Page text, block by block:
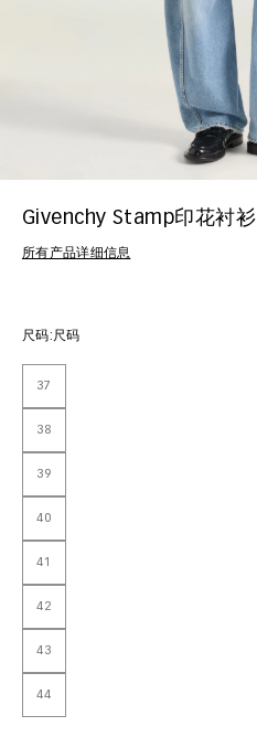
Givenchy Stamp印花衬衫
所有产品详细信息
尺码:尺码
37
38
39
40
41
42
43
44